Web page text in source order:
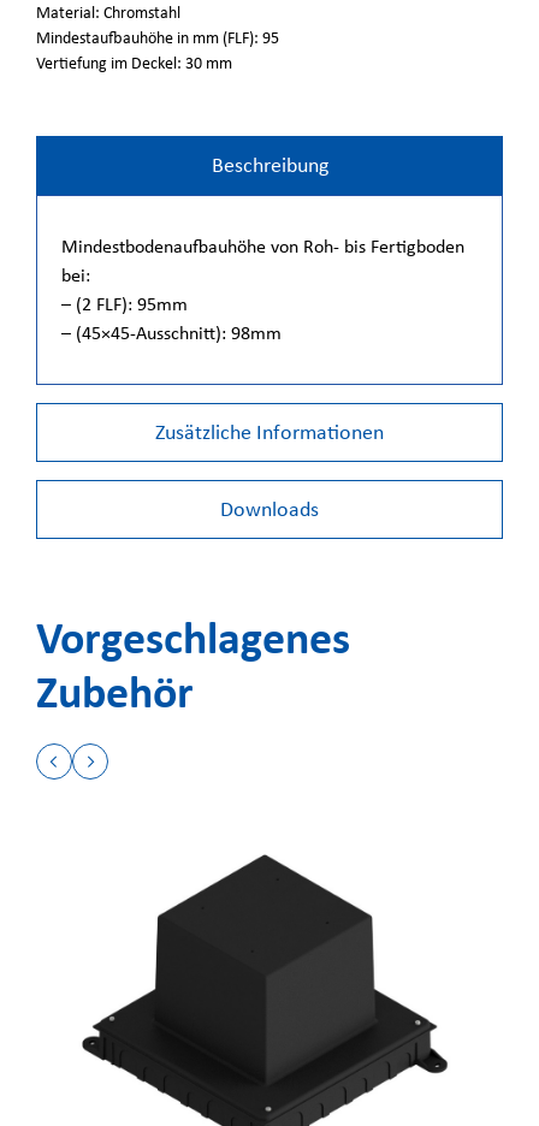
Material: Chromstahl
Mindestaufbauhöhe in mm (FLF): 95
Vertiefung im Deckel: 30 mm
Beschreibung
Mindestbodenaufbauhöhe von Roh- bis Fertigboden
bei:
– (2 FLF): 95mm
– (45×45-Ausschnitt): 98mm
Zusätzliche Informationen
Downloads
Vorgeschlagenes
Zubehör